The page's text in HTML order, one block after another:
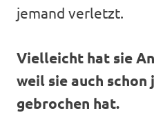
jemand verletzt.
Vielleicht hat sie
weil sie auch schon
gebrochen hat.